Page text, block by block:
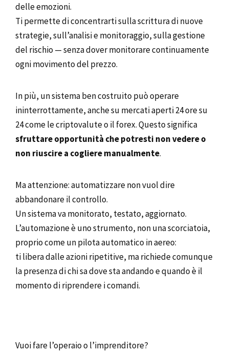
delle emozioni.
Ti permette di concentrarti sulla scrittura di nuove
strategie, sull’analisi e monitoraggio, sulla gestione
del rischio — senza dover monitorare continuamente
ogni movimento del prezzo.
In più, un sistema ben costruito può operare
ininterrottamente, anche su mercati aperti 24 ore su
24 come le criptovalute o il forex. Questo significa
sfruttare opportunità che potresti non vedere o
non riuscire a cogliere manualmente.
Ma attenzione: automatizzare non vuol dire
abbandonare il controllo.
Un sistema va monitorato, testato, aggiornato.
L’automazione è uno strumento, non una scorciatoia,
proprio come un pilota automatico in aereo:
ti libera dalle azioni ripetitive, ma richiede comunque
la presenza di chi sa dove sta andando e quando è il
momento di riprendere i comandi.
Vuoi fare l’operaio o l’imprenditore?